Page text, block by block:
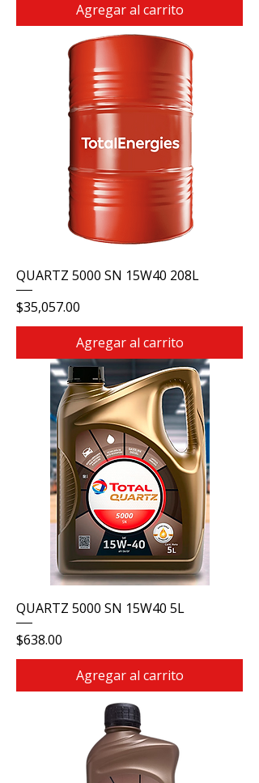
Agregar al carrito
QUARTZ 5000 SN 15W40 208L
Precio
$35,057.00
Agregar al carrito
QUARTZ 5000 SN 15W40 5L
Precio
$638.00
Agregar al carrito